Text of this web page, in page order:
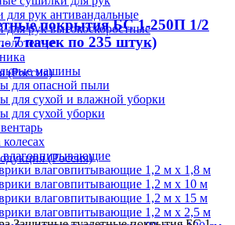
рук антивандальные
рук высокоскоростные
машины
для опасной пыли
для сухой и влажной уборки
для сухой уборки
влаговпитывающие
влаговпитывающие 1,2 м х 1,8 м
влаговпитывающие 1,2 м х 10 м
влаговпитывающие 1,2 м х 15 м
влаговпитывающие 1,2 м х 2,5 м
покрытия БС 1-250П 1/2
7 пачек по 235 штук)
(Россия)
(Россия)